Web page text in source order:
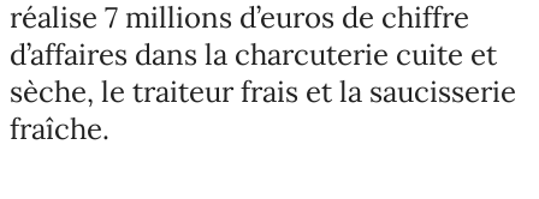
réalise 7 millions d’euros de chiffre
d’affaires dans la charcuterie cuite et
sèche, le traiteur frais et la saucisserie
fraîche.